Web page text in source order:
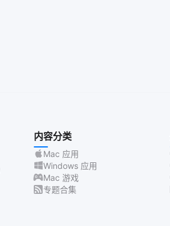
内容分类
Mac 应用
Windows 应用
Mac 游戏
专题合集